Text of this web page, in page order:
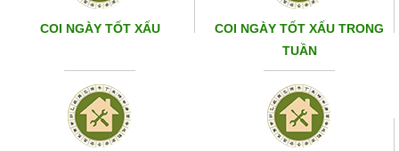
COI NGÀY TỐT XẤU
COI NGÀY TỐT XẤU TRONG
TUẦN